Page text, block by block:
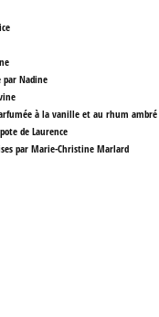
Nadine
à la vanille et au rhum ambré
de Laurence
par Marie-Christine Marlard